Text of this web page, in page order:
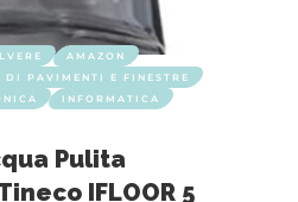
AMAZON
PAVIMENTI E FINESTRE
INFORMATICA
Pulita
IFLOOR 5